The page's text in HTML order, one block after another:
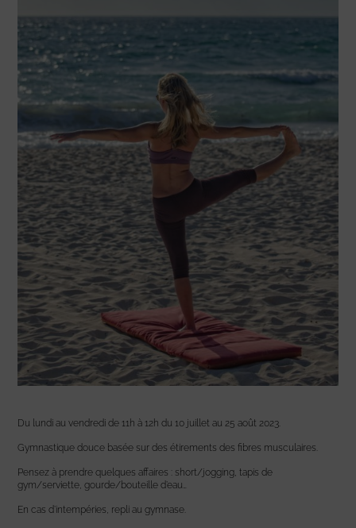
Du lundi au vendredi de 11h à 12h du 10 juillet au 25 août 2023.
Gymnastique douce basée sur des étirements des fibres musculaires.
Pensez à prendre quelques affaires : short/jogging, tapis de
gym/serviette, gourde/bouteille d’eau…
En cas d’intempéries, repli au gymnase.